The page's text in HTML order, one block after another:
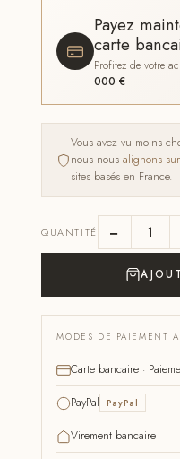
Payez
carte
Profitez de votre
000 €
Vous avez vu moins
nous nousalignons
sites basés en France.
QUANTITÉ −
MODES DE PAIEMENT
Carte bancaire ·
PayPal PayPal
Virement bancaire